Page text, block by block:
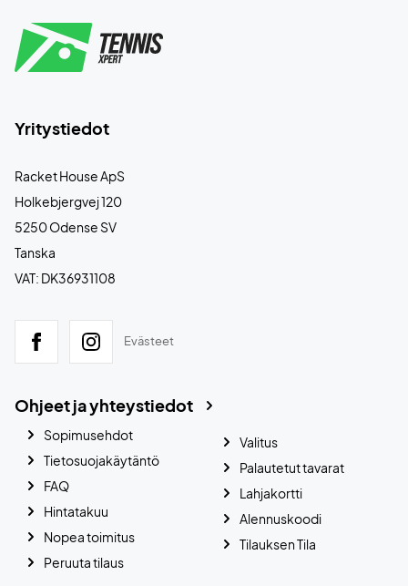
Yritystiedot
Racket House ApS
Holkebjergvej 120
5250 Odense SV
Tanska
VAT: DK36931108
Evästeet
Ohjeet ja yhteystiedot
Sopimusehdot
Tietosuojakäytäntö
FAQ
Hintatakuu
Nopea toimitus
Peruuta tilaus
Valitus
Palautetut tavarat
Lahjakortti
Alennuskoodi
Tilauksen Tila